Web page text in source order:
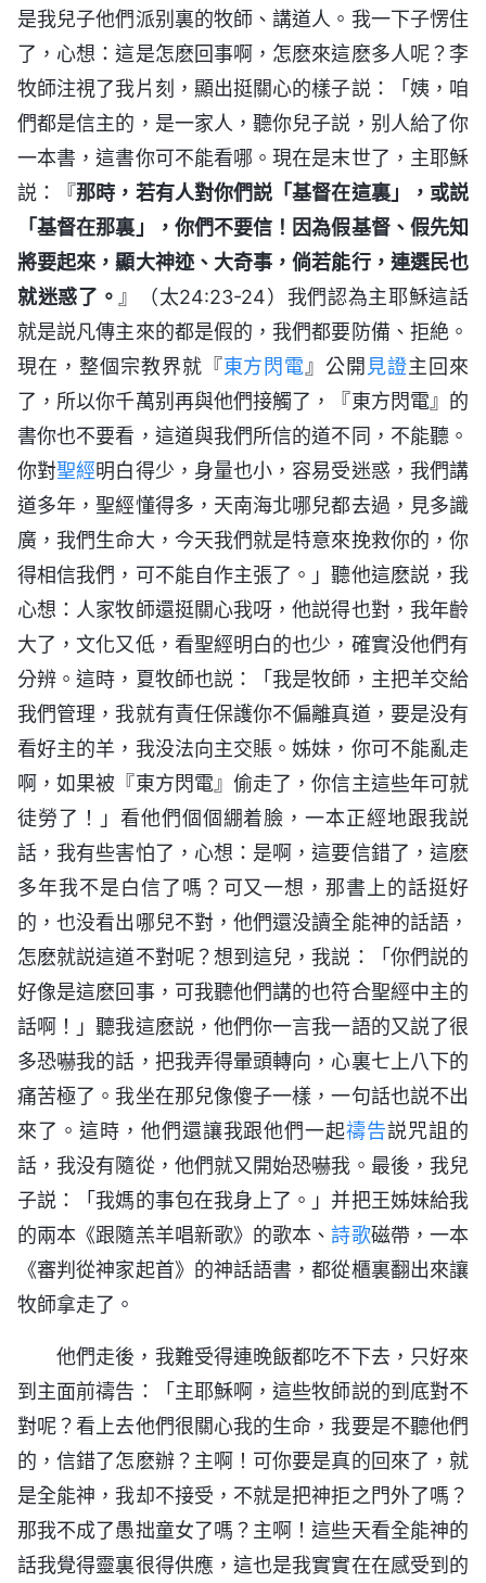
是我兒子他們派别裏的牧師、講道人。我一下子愣住
了，心想：這是怎麽回事啊，怎麽來這麽多人呢？李
牧師注視了我片刻，顯出挺關心的樣子説：「姨，咱
們都是信主的，是一家人，聽你兒子説，别人給了你
一本書，這書你可不能看哪。現在是末世了，主耶穌
説：『那時，若有人對你們説「基督在這裏」，或説
「基督在那裏」，你們不要信！因為假基督、假先知
將要起來，顯大神迹、大奇事，倘若能行，連選民也
就迷惑了。 』（太24:23-24）我們認為主耶穌這話
就是説凡傳主來的都是假的，我們都要防備、拒絶。
現在，整個宗教界就『東方閃電 』公開 見證主回來
了，所以你千萬别再與他們接觸了，『東方閃電』的
書你也不要看，這道與我們所信的道不同，不能聽。
你對聖經明白得少，身量也小，容易受迷惑，我們講
道多年，聖經懂得多，天南海北哪兒都去過，見多識
廣，我們生命大，今天我們就是特意來挽救你的，你
得相信我們，可不能自作主張了。」聽他這麽説，我
心想：人家牧師還挺關心我呀，他説得也對，我年齡
大了，文化又低，看聖經明白的也少，確實没他們有
分辨。這時，夏牧師也説：「我是牧師，主把羊交給
我們管理，我就有責任保護你不偏離真道，要是没有
看好主的羊，我没法向主交賬。姊妹，你可不能亂走
啊，如果被『東方閃電』偷走了，你信主這些年可就
徒勞了！」看他們個個綳着臉，一本正經地跟我説
話，我有些害怕了，心想：是啊，這要信錯了，這麽
多年我不是白信了嗎？可又一想，那書上的話挺好
的，也没看出哪兒不對，他們還没讀全能神的話語，
怎麽就説這道不對呢？想到這兒，我説：「你們説的
好像是這麽回事，可我聽他們講的也符合聖經中主的
話啊！」聽我這麽説，他們你一言我一語的又説了很
多恐嚇我的話，把我弄得暈頭轉向，心裏七上八下的
痛苦極了。我坐在那兒像傻子一樣，一句話也説不出
來了。這時，他們還讓我跟他們一起禱告説咒詛的
話，我没有隨從，他們就又開始恐嚇我。最後，我兒
子説：「我媽的事包在我身上了。」并把王姊妹給我
的兩本《跟隨羔羊唱新歌》的歌本、詩歌磁帶，一本
《審判從神家起首》的神話語書，都從櫃裏翻出來讓
牧師拿走了。
他們走後，我難受得連晚飯都吃不下去，只好來
到主面前禱告：「主耶穌啊，這些牧師説的到底對不
對呢？看上去他們很關心我的生命，我要是不聽他們
的，信錯了怎麽辦？主啊！可你要是真的回來了，就
是全能神，我却不接受，不就是把神拒之門外了嗎？
那我不成了愚拙童女了嗎？主啊！這些天看全能神的
話我覺得靈裏很得供應，這也是我實實在在感受到的